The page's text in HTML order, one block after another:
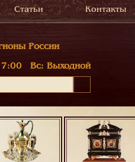
Статьи Контакты
России
Вс: Выходной